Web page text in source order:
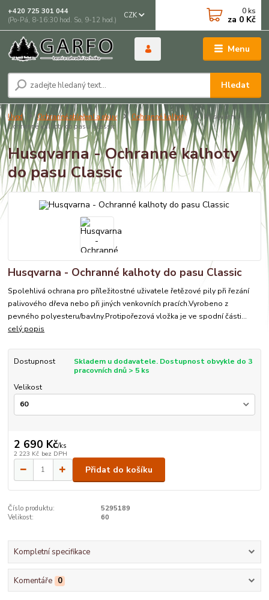
Menu
CZK
Hledat
+420 725 301 044
(Po-Pá, 8-16:30 hod. So, 9-12 hod.)
0 ks
za 0 Kč
Úvod Ochranné oblečení a obuv Ochranné kalhoty
Husqvarna -
Ochranné kalhoty do pasu Classic
Husqvarna - Ochranné kalhoty
do pasu Classic
Husqvarna - Ochranné kalhoty do pasu Classic
Spolehlivá ochrana pro příležitostné uživatele řetězové pily při řezání
palivového dřeva nebo při jiných venkovních pracích.Vyrobeno z
pevného polyesteru/bavlny.Protipořezová vložka je ve spodní části...
celý popis
Dostupnost
Skladem u dodavatele. Dostupnost obvykle do 3
pracovních dnů > 5 ks
Velikost
2 690 Kč/ks
2 223 Kč bez DPH
Přidat do košíku
Číslo produktu:
5295189
Velikost:
60
Kompletní specifikace
Komentáře 0